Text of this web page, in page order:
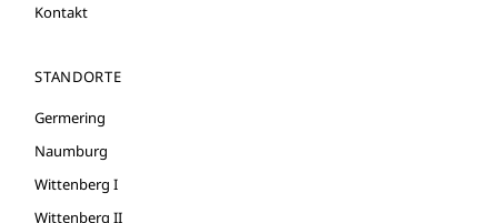
Kontakt
STANDORTE
Germering
Naumburg
Wittenberg I
Wittenberg II